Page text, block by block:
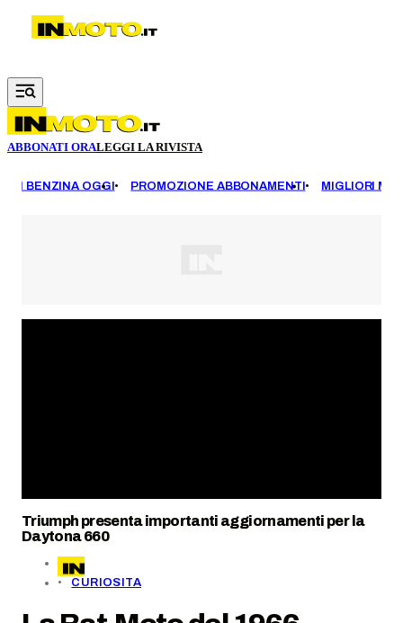
Vai al contenuto principale
ABBONATI ORALEGGI LA RIVISTA
BENZINA OGGI PROMOZIONE ABBONAMENTI MIGLIORI
Triumph presenta importanti aggiornamenti per la
Daytona 660
CURIOSITA